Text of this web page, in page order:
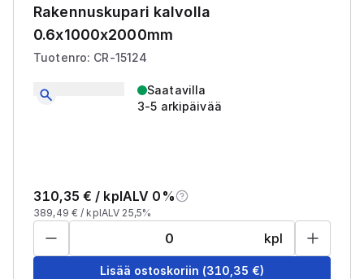
Rakennuskupari kalvolla
0.6x1000x2000mm
Tuotenro: CR-15124
Saatavilla
3-5 arkipäivää
310,35 € / kplALV 0%
389,49 € / kplALV 25,5%
kpl
Lisää ostoskoriin (310,35 €)